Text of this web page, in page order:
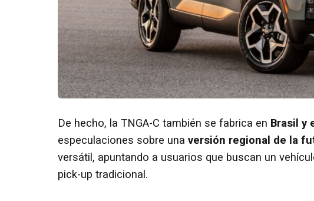
De hecho, la TNGA-C también se fabrica en Brasil y
especulaciones sobre una versión regional de la
versátil, apuntando a usuarios que buscan un
pick-up tradicional.